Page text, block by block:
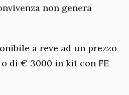
non genera
a reve ad un prezzo
di € 3000 in kit con FE